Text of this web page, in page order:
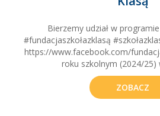
Bierzemy udział w programie
#fundacjaszkołazklasą
https://www.facebook.com/
roku szkolnym (2024/25)
ZOBACZ